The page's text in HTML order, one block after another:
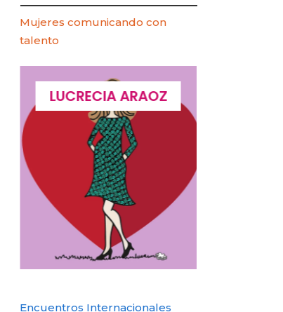
Mujeres comunicando con
talento
LUCRECIA ARAOZ
Encuentros Internacionales